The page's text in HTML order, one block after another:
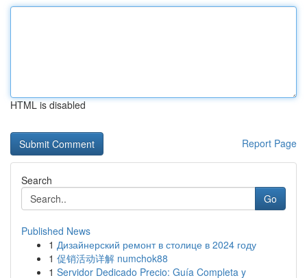
HTML is disabled
Report Page
Search
Go
Published News
1 Дизайнерский ремонт в столице в 2024 году
1 促销活动详解 numchok88
1 Servidor Dedicado Precio: Guía Completa y